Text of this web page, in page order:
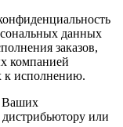
данных
заказов,
компанией
исполнению.
Ваших
или